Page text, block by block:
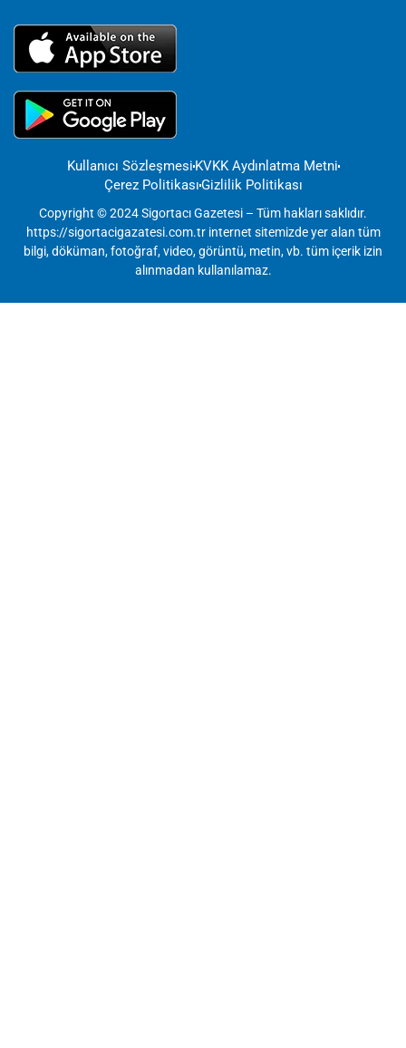
Kullanıcı SözleşmesiKVKK Aydınlatma Metni
Çerez PolitikasıGizlilik Politikası
Copyright © 2024 Sigortacı Gazetesi – Tüm hakları saklıdır.
https://sigortacigazatesi.com.tr internet sitemizde yer alan tüm
bilgi, döküman, fotoğraf, video, görüntü, metin, vb. tüm içerik izin
alınmadan kullanılamaz.